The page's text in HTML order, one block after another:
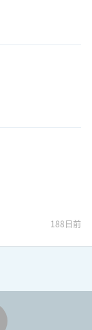
188日前